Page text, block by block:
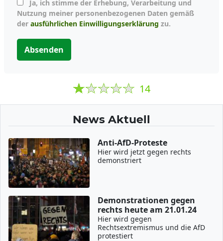
Nutzung meiner personenbezogenen Daten gemäß
der ausführlichen Einwilligungserklärung zu.
Absenden
14
News Aktuell
Anti-AfD-Proteste
Hier wird jetzt gegen rechts
demonstriert
Demonstrationen gegen
rechts heute am 21.01.24
Hier wird gegen
Rechtsextremismus und die AfD
protestiert